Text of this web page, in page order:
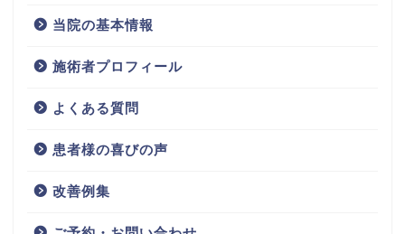
当院の基本情報
施術者プロフィール
よくある質問
患者様の喜びの声
改善例集